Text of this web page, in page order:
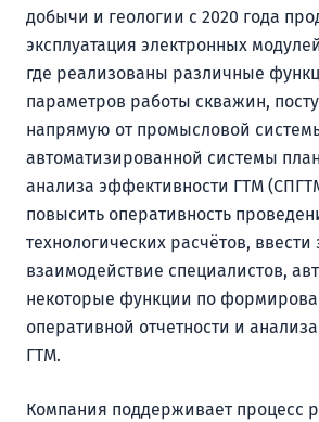
добычи и геологии с 2020 года
эксплуатация электронных
где реализованы различные
параметров работы скважин,
напрямую от промысловой
автоматизированной системы
анализа эффективности ГТМ
повысить оперативность
технологических расчётов, ввести
взаимодействие специалистов,
некоторые функции по
оперативной отчетности и
ГТМ.
Компания поддерживает процесс